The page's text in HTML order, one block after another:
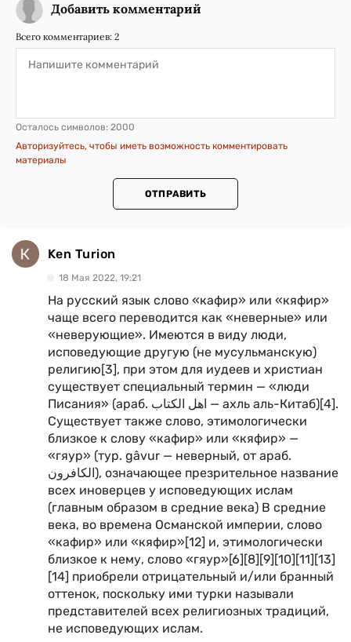
Добавить комментарий
Всего комментариев: 2
Осталось символов: 2000
Авторизуйтесь, чтобы иметь возможность комментировать
материалы
ОТПРАВИТЬ
Ken Turion
18 Мая 2022, 19:21
На русский язык слово «кафир» или «кяфир»
чаще всего переводится как «неверные» или
«неверующие». Имеются в виду люди,
исповедующие другую (не мусульманскую)
религию[3], при этом для иудеев и христиан
существует специальный термин — «люди
Писания» (араб. اهل الكتاب‎ — ахль аль-Китаб)[4].
Существует также слово, этимологически
близкое к слову «кафир» или «кяфир» —
«гяур» (тур. gâvur — неверный, от араб.
الكافرون‎), означающее презрительное название
всех иноверцев у исповедующих ислам
(главным образом в средние века) В средние
века, во времена Османской империи, слово
«кафир» или «кяфир»[12] и, этимологически
близкое к нему, слово «гяур»[6][8][9][10][11][13]
[14] приобрели отрицательный и/или бранный
оттенок, поскольку ими турки называли
представителей всех религиозных традиций,
не исповедующих ислам.